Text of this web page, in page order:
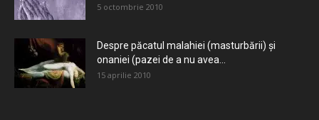
5 octombrie 2010
Despre păcatul malahiei (masturbării) şi
onaniei (pazei de a nu avea...
15 aprilie 2010